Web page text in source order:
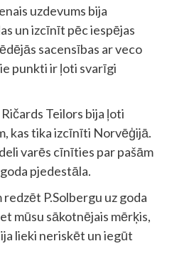
uzdevums bija
un izcīnīt pēc iespējas
sacensības ar veco
punkti ir ļoti svarīgi
Teilors bija ļoti
kas tika izcīnīti Norvēģijā.
varēs cīnīties par pašām
pjedestāla.
P.Solbergu uz goda
mūsu sākotnējais mērķis,
lieki neriskēt un iegūt